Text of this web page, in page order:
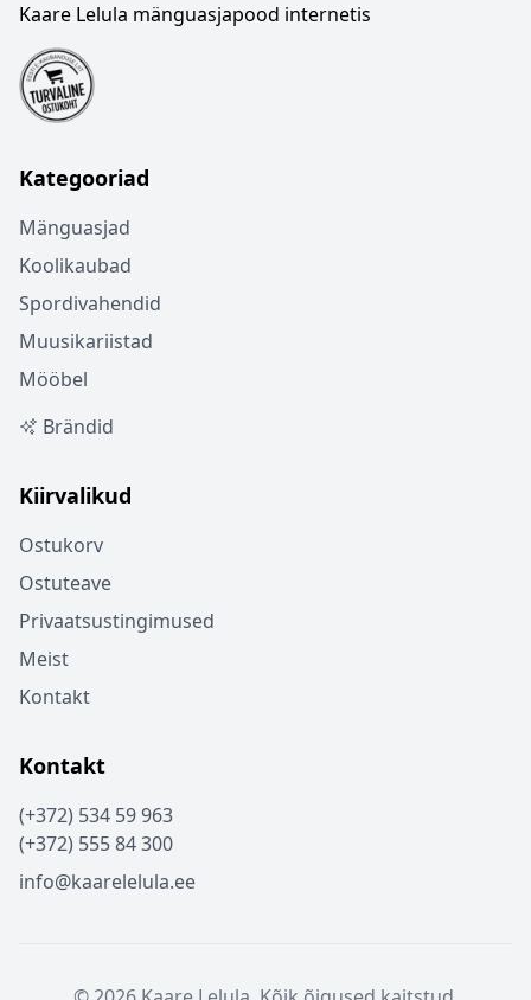
Kaare Lelula mänguasjapood internetis
Kategooriad
Mänguasjad
Koolikaubad
Spordivahendid
Muusikariistad
Mööbel
Brändid
Kiirvalikud
Ostukorv
Ostuteave
Privaatsustingimused
Meist
Kontakt
Kontakt
(+372) 534 59 963
(+372) 555 84 300
info@kaarelelula.ee